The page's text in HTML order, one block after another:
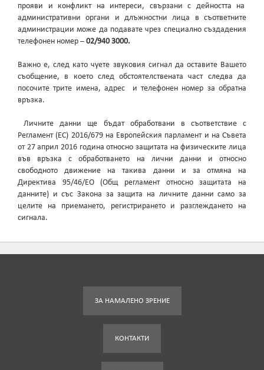
прояви и конфликт на интереси, свързани с дейността на
административни органи и длъжностни лица в съответните
администрации може да подавате чрез специално създадения
телефонен номер – 02/940 3000.
Важно е, след като чуете звуковия сигнал да оставите Вашето
съобщение, в което след обстоятелствената част следва да
посочите трите имена, адрес и телефонен номер за обратна
връзка.
Личните данни ще бъдат обработвани в съответствие с
Регламент (ЕС) 2016/679 на Европейския парламент и на Съвета
от 27 април 2016 година относно защитата на физическите лица
във връзка с обработването на лични данни и относно
свободното движение на такива данни и за отмяна на
Директива 95/46/EО (Общ регламент относно защитата на
данните) и със Закона за защита на личните данни само за
целите на приемането, регистрирането и разглеждането на
сигнала.
ЗА НАМАЛЕНО ЗРЕНИЕ
КОНТАКТИ